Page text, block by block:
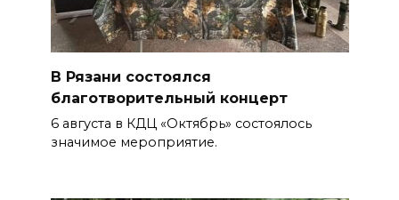
В Рязани состоялся
благотворительный концерт
6 августа в КДЦ «Октябрь» состоялось
значимое мероприятие.